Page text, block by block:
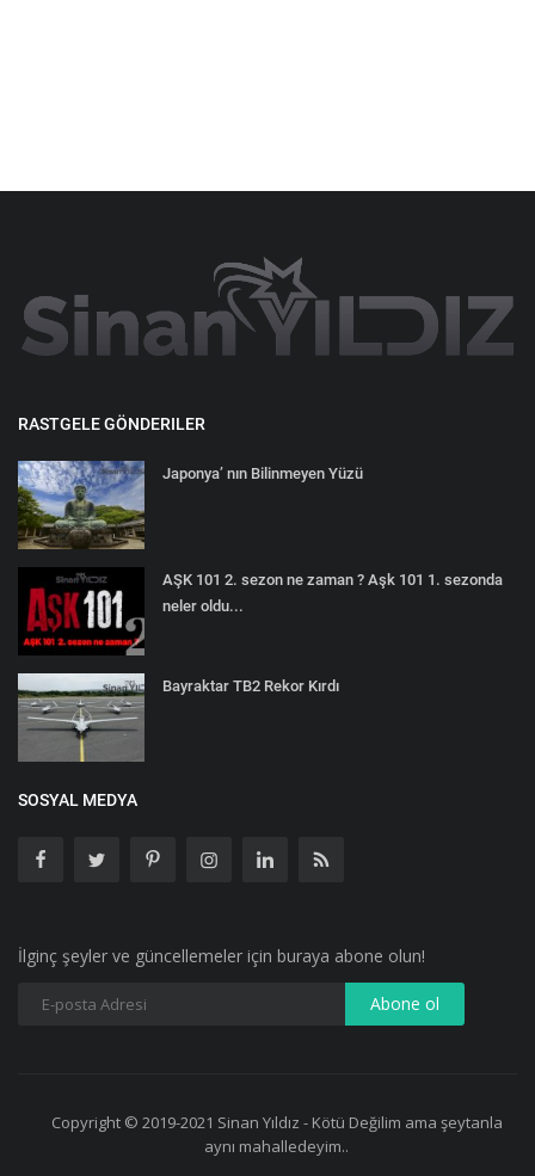
RASTGELE GÖNDERILER
Japonya’ nın Bilinmeyen Yüzü
AŞK 101 2. sezon ne zaman ? Aşk 101 1. sezonda
neler oldu...
Bayraktar TB2 Rekor Kırdı
SOSYAL MEDYA
İlginç şeyler ve güncellemeler için buraya abone olun!
Copyright © 2019-2021 Sinan Yıldız - Kötü Değilim ama şeytanla
aynı mahalledeyim..